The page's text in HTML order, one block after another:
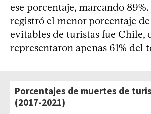
ese porcentaje, marcando
registró el menor porcentaje
evitables de turistas fue Chile,
representaron apenas 61% del